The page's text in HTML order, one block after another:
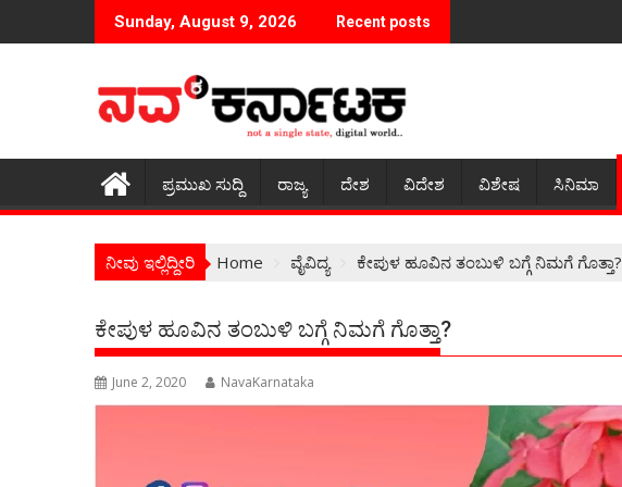
to
Sunday, August 9, 2026 Recent posts
ಪ್ರಮುಖ ಸುದ್ದಿ ರಾಜ್ಯ ದೇಶ ವಿದೇಶ ವಿಶೇಷ ಸಿನಿಮಾ
ನೀವು ಇಲ್ಲಿದ್ದೀರಿ Home ವೈವಿದ್ಯ ಕೇಪುಳ ಹೂವಿನ ತಂಬುಳಿ ಬಗ್ಗೆ ನಿಮಗೆ ಗೊತ್ತಾ?
ಕೇಪುಳ ಹೂವಿನ ತಂಬುಳಿ ಬಗ್ಗೆ ನಿಮಗೆ ಗೊತ್ತಾ?
June 2, 2020 NavaKarnataka